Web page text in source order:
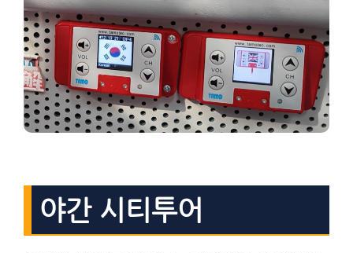
야간 시티투어